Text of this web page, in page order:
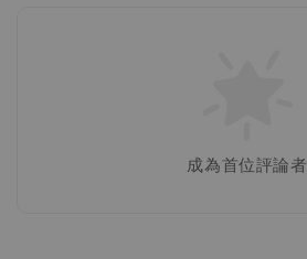
成為首位評論者